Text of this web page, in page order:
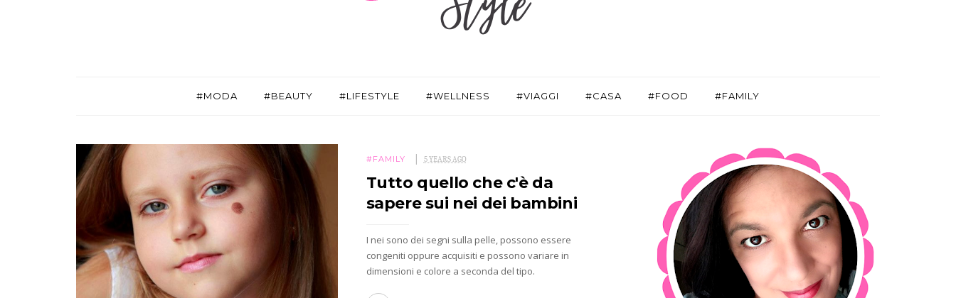
#MODA #BEAUTY #LIFESTYLE #WELLNESS #VIAGGI #CASA #FOOD #FAMILY
#FAMILY 5 YEARS AGO
Tutto quello che c'è da
sapere sui nei dei bambini
I nei sono dei segni sulla pelle, possono essere
congeniti oppure acquisiti e possono variare in
dimensioni e colore a seconda del tipo.